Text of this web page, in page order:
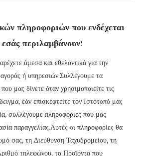
πληροφοριών που ενδέχεται
περιλαμβάνουν:
άμεσα και εθελοντικά για την
ή υπηρεσιών.Συλλέγουμε τα
μας δίνετε όταν χρησιμοποιείτε τις
εάν επισκεφτείτε τον Ιστότοπό μας
συλλέγουμε πληροφορίες που μας
παραγγελίας.Αυτές οι πληροφορίες θα
σας, τη Διεύθυνση Ταχυδρομείου, τη
τηλεφώνου, τα Προϊόντα που